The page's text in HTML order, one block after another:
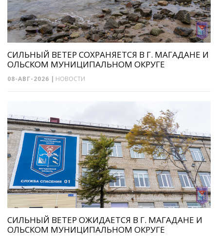
СИЛЬНЫЙ ВЕТЕР СОХРАНЯЕТСЯ В Г. МАГАДАНЕ И
ОЛЬСКОМ МУНИЦИПАЛЬНОМ ОКРУГЕ
08-АВГ-2026 | НОВОСТИ
СИЛЬНЫЙ ВЕТЕР ОЖИДАЕТСЯ В Г. МАГАДАНЕ И
ОЛЬСКОМ МУНИЦИПАЛЬНОМ ОКРУГЕ